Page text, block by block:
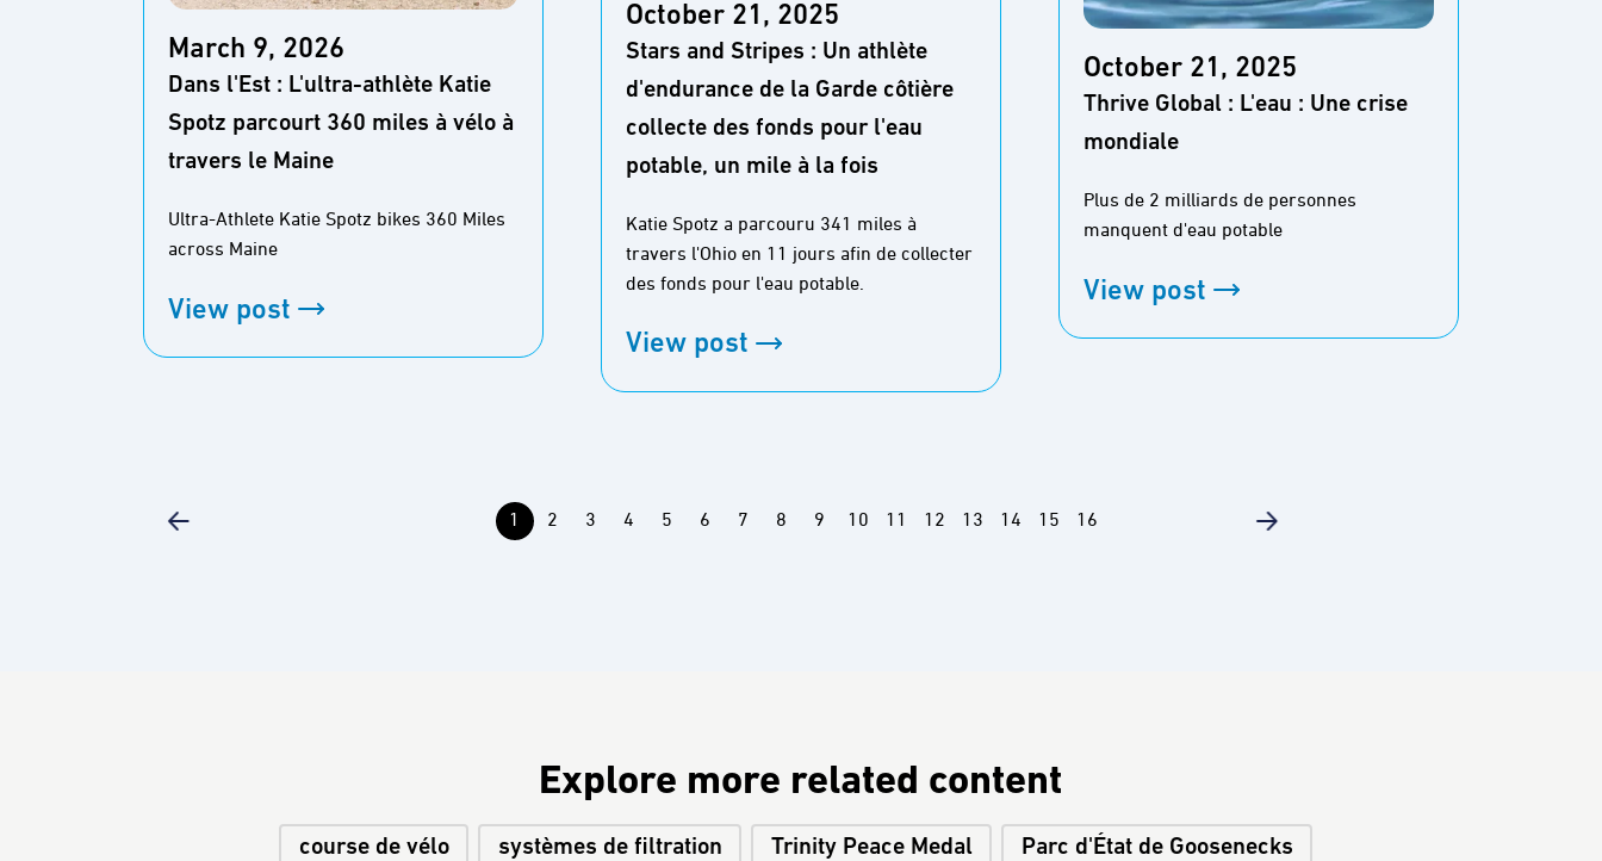
March 9, 2026
Dans l'Est : L'ultra-athlète Katie
Spotz parcourt 360 miles à vélo à
travers le Maine
Ultra-Athlete Katie Spotz bikes 360 Miles
across Maine
View post
October 21, 2025
Stars and Stripes : Un athlète
d'endurance de la Garde côtière
collecte des fonds pour l'eau
potable, un mile à la fois
Katie Spotz a parcouru 341 miles à
travers l'Ohio en 11 jours afin de collecter
des fonds pour l'eau potable.
View post
October 21, 2025
Thrive Global : L'eau : Une crise
mondiale
Plus de 2 milliards de personnes
manquent d'eau potable
View post
1 2 3 4 5 6 7 8 9 10 11 12 13 14 15 16
Explore more related content
course de vélo systèmes de filtration Trinity Peace Medal
Parc d'État de Goosenecks